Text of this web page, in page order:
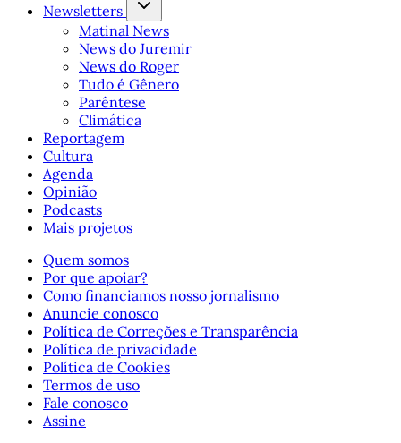
Newsletters
Matinal News
News do Juremir
News do Roger
Tudo é Gênero
Parêntese
Climática
Reportagem
Cultura
Agenda
Opinião
Podcasts
Mais projetos
Quem somos
Por que apoiar?
Como financiamos nosso jornalismo
Anuncie conosco
Política de Correções e Transparência
Política de privacidade
Política de Cookies
Termos de uso
Fale conosco
Assine